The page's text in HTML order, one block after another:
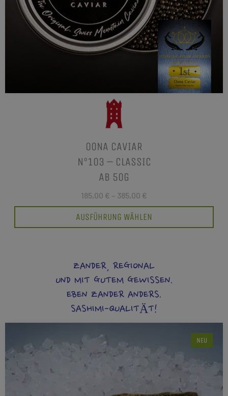
OONA CAVIAR
N°103 – CLASSIC
AB 50G
185,00 € – 385,00 €
AUSFÜHRUNG WÄHLEN
ZANDER, REGIONAL
UND MIT GUTEM GEWISSEN.
EBEN ZANDER ANDERS.
SASHIMI-QUALITÄT!
NEU